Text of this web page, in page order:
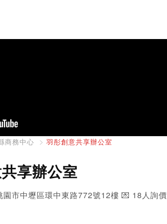
商務中心 羽彤創意共享辦公室
享辦公室
中壢區環中東路772號12樓 💌 18人詢價